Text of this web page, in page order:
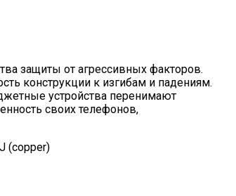
защиты от агрессивных факторов.
конструкции к изгибам и падениям.
устройства перенимают
своих телефонов,